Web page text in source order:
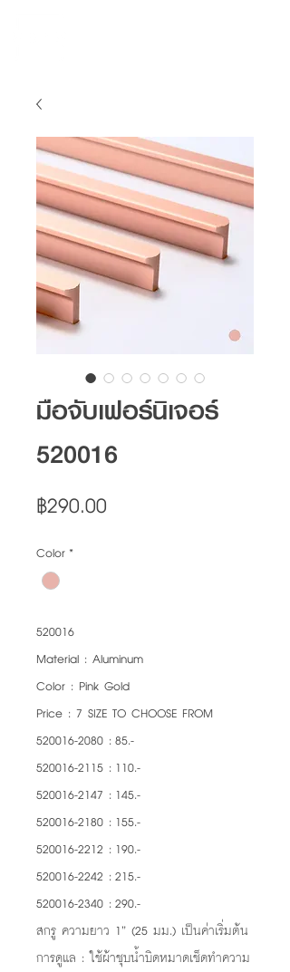
มือจับเฟอร์นิเจอร์
520016
฿290.00
Color*
520016
Material : Aluminum
Color : Pink Gold
Price : 7 SIZE TO CHOOSE FROM
520016-2080 : 85.-
520016-2115 : 110.-
520016-2147 : 145.-
520016-2180 : 155.-
520016-2212 : 190.-
520016-2242 : 215.-
520016-2340 : 290.-
สกรู ความยาว 1” (25 มม.) เป็นค่าเริ่มต้น
การดูแล : ใช้ผ้าชุบน้ำบิดหมาดเช็ดทำความ